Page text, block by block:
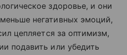
здоровье, и они
негативных эмоций,
цепляется за оптимизм,
подавить или убедить